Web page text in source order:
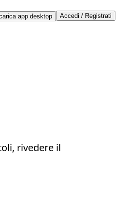
app desktop Accedi / Registrati
rivedere il